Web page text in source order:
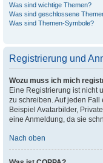
Was sind wichtige Themen?
Was sind geschlossene
Was sind Themen-Symbole?
Registrierung und
Wozu muss ich mich
Eine Registrierung ist nicht
zu schreiben. Auf jeden
Beispiel Avatarbilder,
eine Anmeldung, da sie
Nach oben